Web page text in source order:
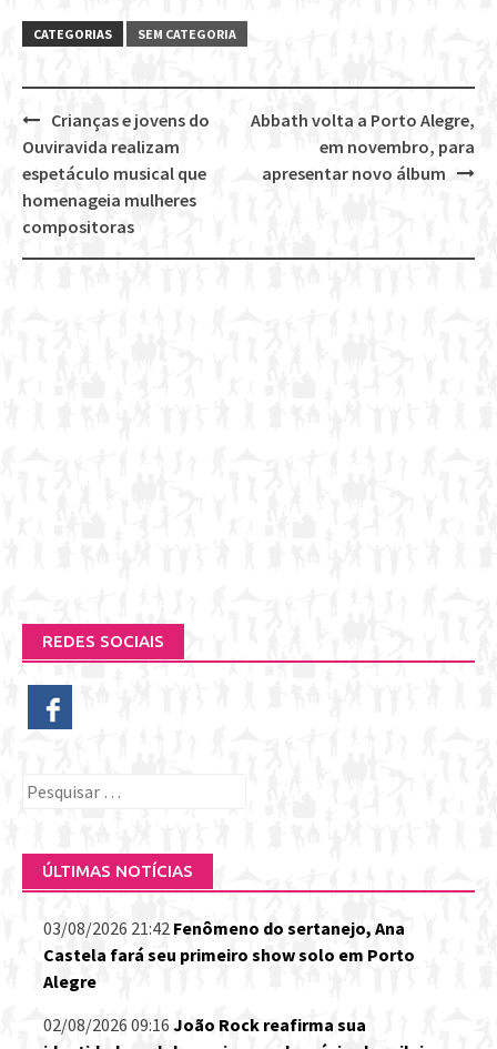
CATEGORIAS SEM CATEGORIA
Post
navigation
Abbath volta a Porto Alegre,
em novembro, para
apresentar novo álbum
Crianças e jovens do
Ouviravida realizam
espetáculo musical que
homenageia mulheres
compositoras
REDES SOCIAIS
Pesquisar
ÚLTIMAS NOTÍCIAS
03/08/2026 21:42 Fenômeno do sertanejo, Ana
Castela fará seu primeiro show solo em Porto
Alegre
02/08/2026 09:16 João Rock reafirma sua